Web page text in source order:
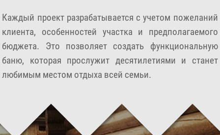
Каждый проект разрабатывается с учетом пожеланий
клиента, особенностей участка и предполагаемого
бюджета. Это позволяет создать функциональную
баню, которая прослужит десятилетиями и станет
любимым местом отдыха всей семьи.